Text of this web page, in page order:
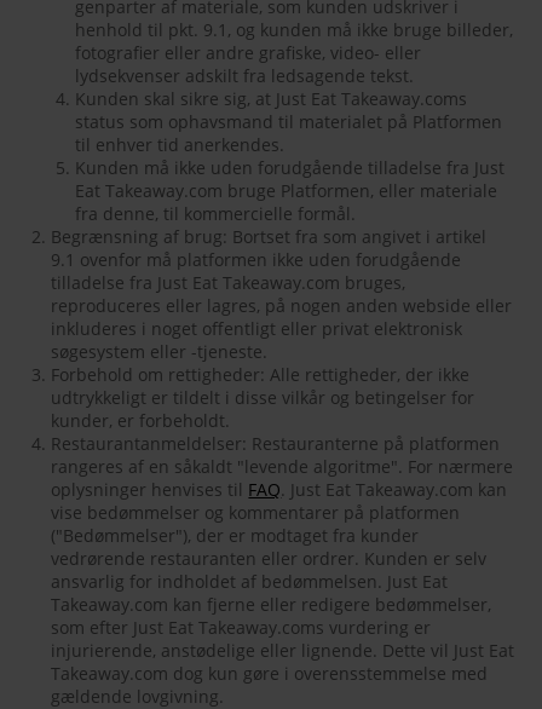
genparter af materiale, som kunden udskriver i
henhold til pkt. 9.1, og kunden må ikke bruge billeder,
fotografier eller andre grafiske, video- eller
lydsekvenser adskilt fra ledsagende tekst.
Kunden skal sikre sig, at Just Eat Takeaway.coms
status som ophavsmand til materialet på Platformen
til enhver tid anerkendes.
Kunden må ikke uden forudgående tilladelse fra Just
Eat Takeaway.com bruge Platformen, eller materiale
fra denne, til kommercielle formål.
Begrænsning af brug: Bortset fra som angivet i artikel
9.1 ovenfor må platformen ikke uden forudgående
tilladelse fra Just Eat Takeaway.com bruges,
reproduceres eller lagres, på nogen anden webside eller
inkluderes i noget offentligt eller privat elektronisk
søgesystem eller -tjeneste.
Forbehold om rettigheder: Alle rettigheder, der ikke
udtrykkeligt er tildelt i disse vilkår og betingelser for
kunder, er forbeholdt.
Restaurantanmeldelser: Restauranterne på platformen
rangeres af en såkaldt "levende algoritme". For nærmere
oplysninger henvises til FAQ. Just Eat Takeaway.com kan
vise bedømmelser og kommentarer på platformen
("Bedømmelser"), der er modtaget fra kunder
vedrørende restauranten eller ordrer. Kunden er selv
ansvarlig for indholdet af bedømmelsen. Just Eat
Takeaway.com kan fjerne eller redigere bedømmelser,
som efter Just Eat Takeaway.coms vurdering er
injurierende, anstødelige eller lignende. Dette vil Just Eat
Takeaway.com dog kun gøre i overensstemmelse med
gældende lovgivning.